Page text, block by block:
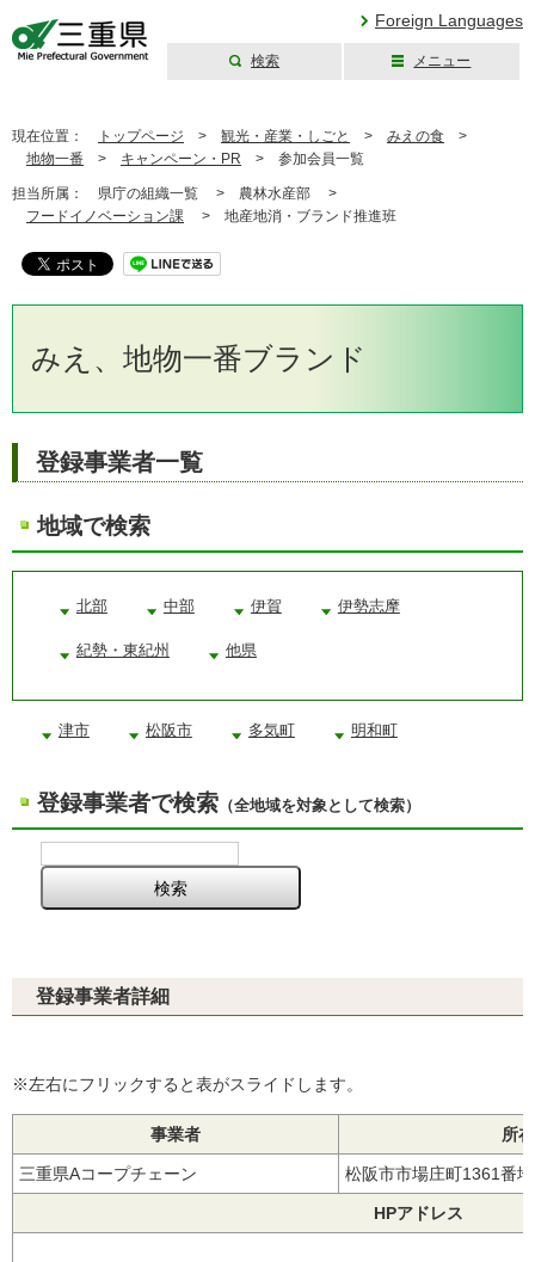
Foreign Languages
検索 メニュー
現在位置： トップページ > 観光・産業・しごと > みえの食 >
地物一番 > キャンペーン・PR > 参加会員一覧
担当所属： 県庁の組織一覧 > 農林水産部 >
フードイノベーション課 > 地産地消・ブランド推進班
みえ、地物一番ブランド
登録事業者一覧
地域で検索
北部 中部 伊賀 伊勢志摩
紀勢・東紀州 他県
津市 松阪市 多気町 明和町
登録事業者で検索 （全地域を対象として検索）
登録事業者詳細
※左右にフリックすると表がスライドします。
事業者 所
三重県Aコープチェーン 松阪市市場庄町1361
HPアドレス